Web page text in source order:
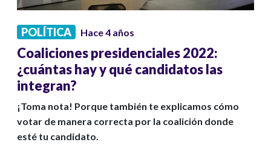
POLÍTICA Hace 4 años
Coaliciones presidenciales 2022:
¿cuántas hay y qué candidatos las
integran?
¡Toma nota! Porque también te explicamos cómo
votar de manera correcta por la coalición donde
esté tu candidato.